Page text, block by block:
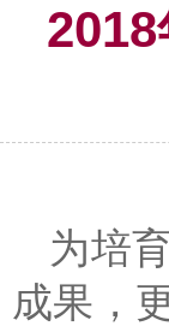
为培
成果，